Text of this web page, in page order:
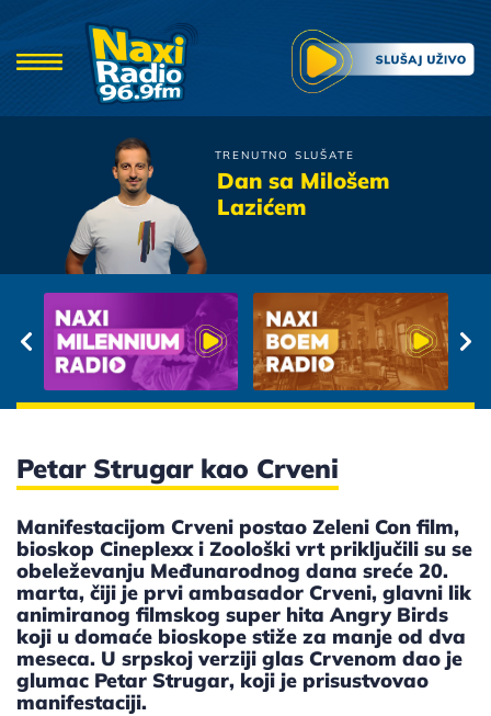
TRENUTNO SLUŠATE
Dan sa Milošem
Lazićem
Piloti
Petar Strugar kao Crveni
Manifestacijom Crveni postao Zeleni Con film,
bioskop Cineplexx i Zoološki vrt priključili su se
obeleževanju Međunarodnog dana sreće 20.
marta, čiji je prvi ambasador Crveni, glavni lik
animiranog filmskog super hita Angry Birds
koji u domaće bioskope stiže za manje od dva
meseca. U srpskoj verziji glas Crvenom dao je
glumac Petar Strugar, koji je prisustvovao
manifestaciji.